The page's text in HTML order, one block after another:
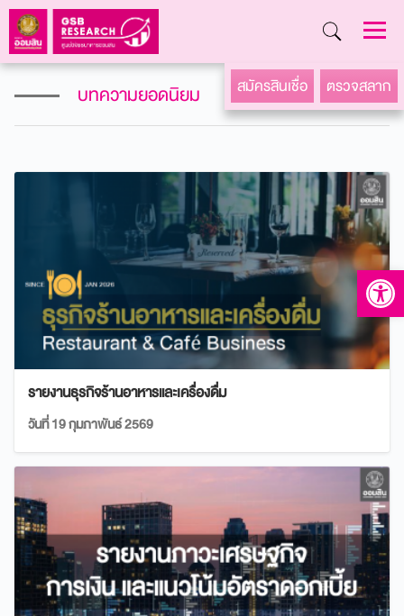
Open
สมัครสินเชื่อ ตรวจสลาก
Skip
บทความยอดนิยม
รายงานธุรกิจร้านอาหารและเครื่องดื่ม
วันที่ 19 กุมภาพันธ์ 2569